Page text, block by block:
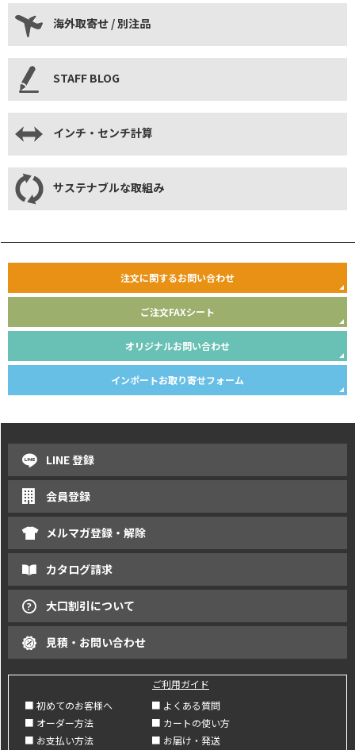
海外取寄せ / 別注品
STAFF BLOG
インチ・センチ計算
サステナブルな取組み
注文に関するお問い合わせ
ご注文FAXシート
オリジナルお問い合わせ
インポートお取り寄せフォーム
LINE 登録
会員登録
メルマガ登録・解除
カタログ請求
大口割引について
見積・お問い合わせ
ご利用ガイド
■ 初めてのお客様へ
■ よくある質問
■ オーダー方法
■ カートの使い方
■ お支払い方法
■ お届け・発送